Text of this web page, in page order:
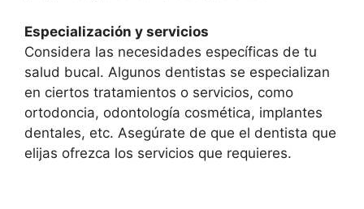
Especialización y servicios
Considera las necesidades específicas de tu
salud bucal. Algunos dentistas se especializan
en ciertos tratamientos o servicios, como
ortodoncia, odontología cosmética, implantes
dentales, etc. Asegúrate de que el dentista que
elijas ofrezca los servicios que requieres.